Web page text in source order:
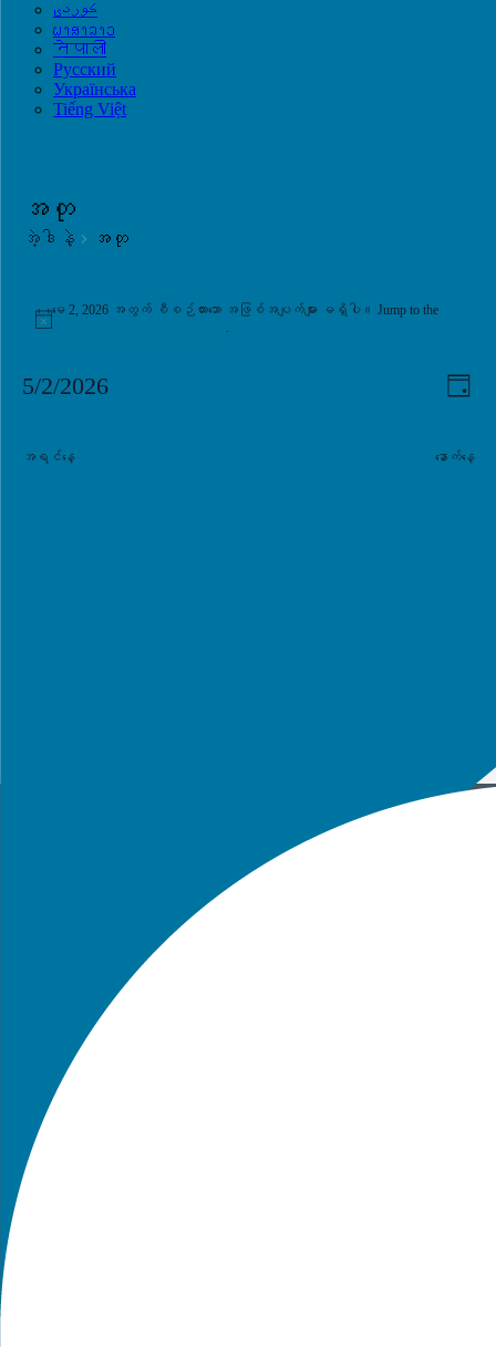
ພາສາລາວ
नेपाली
Русский
Українська
Tiếng Việt
အတု
အဲ့ဒါနဲ့ အတု
ဒါနဲ့
မေ
Notice
မေ 2, 2026 အတွက် စီစဉ်ထားသော အဖြစ်အပျက်များ မရှိပါ။ Jump to the
.
ပွဲ
နေ့
5/2/2026
ရွေး
အရင်နေ့ နောက်နေ့